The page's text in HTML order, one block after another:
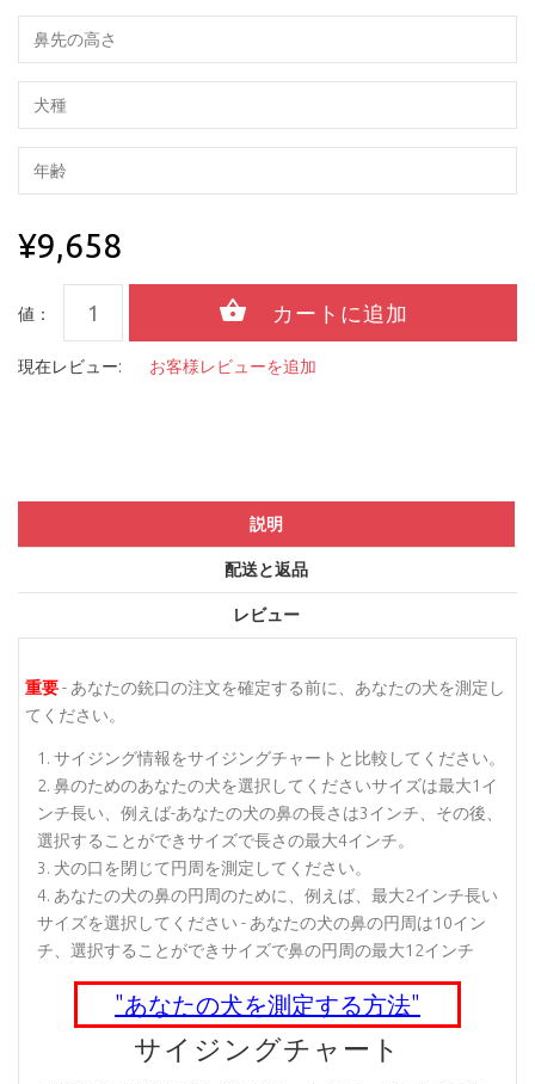
¥9,658
値：
現在レビュー: お客様レビューを追加
説明
配送と返品
レビュー
重要- あなたの銃口の注文を確定する前に、あなたの犬を測定し
てください。
サイジング情報をサイジングチャートと比較してください。
鼻のためのあなたの犬を選択してくださいサイズは最大1イ
ンチ長い、例えば-あなたの犬の鼻の長さは3インチ、その後、
選択することができサイズで長さの最大4インチ。
犬の口を閉じて円周を測定してください。
あなたの犬の鼻の円周のために、例えば、最大2インチ長い
サイズを選択してください - あなたの犬の鼻の円周は10イン
チ、選択することができサイズで鼻の円周の最大12インチ
"あなたの犬を測定する方法"
サイジングチャート